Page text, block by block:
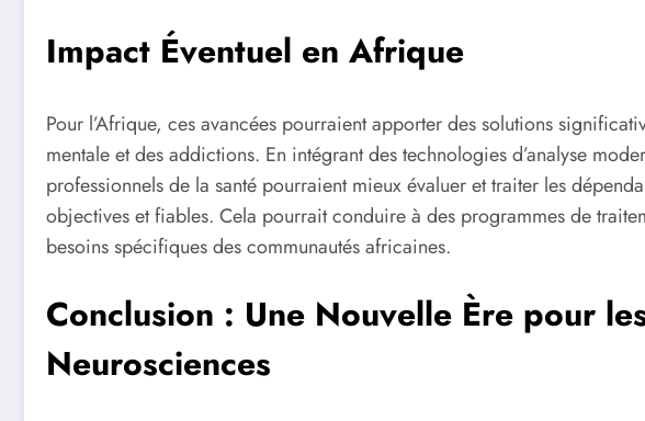
Impact Éventuel en Afrique
Pour l’Afrique, ces avancées pourraient apporter des solutions
mentale et des addictions. En intégrant des technologies d’analyse
professionnels de la santé pourraient mieux évaluer et traiter les
objectives et fiables. Cela pourrait conduire à des programmes de
besoins spécifiques des communautés africaines.
Conclusion : Une Nouvelle Ère pour
Neurosciences